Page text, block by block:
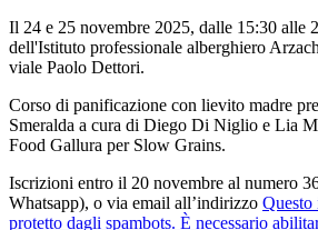
Il 24 e 25 novembre 2025, dalle 15:30 alle
dell'Istituto professionale alberghiero
viale Paolo Dettori.
Corso di panificazione con lievito madre
Smeralda a cura di Diego Di Niglio e Lia
Food Gallura per Slow Grains.
Iscrizioni entro il 20 novembre al numero
Whatsapp), o via email all’indirizzo Questo
protetto dagli spambots. È necessario